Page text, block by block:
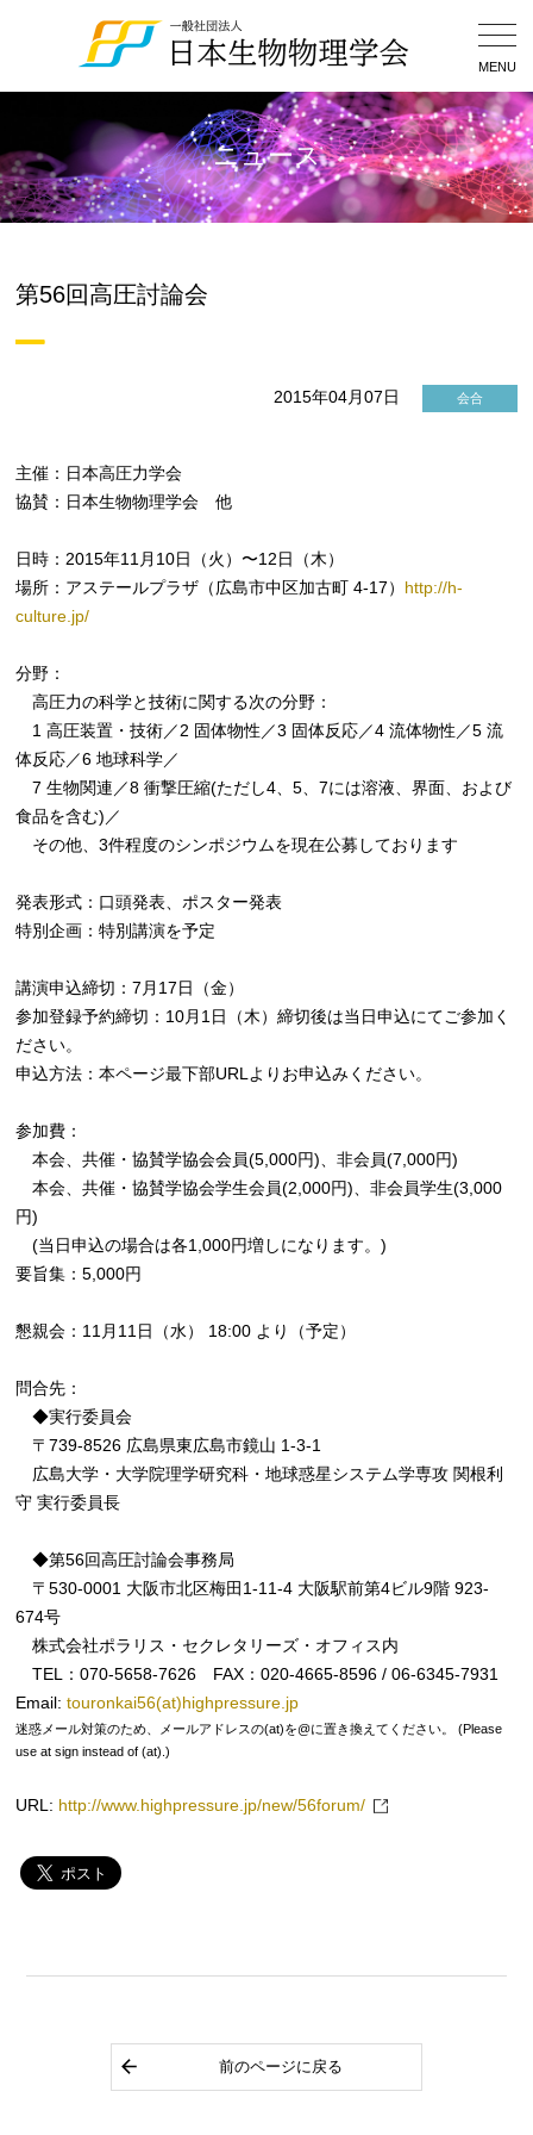
MENU
ニュース
第56回高圧討論会
2015年04月07日 会合
主催：日本高圧力学会
協賛：日本生物物理学会 他
日時：2015年11月10日（火）〜12日（木）
場所：アステールプラザ（広島市中区加古町 4-17）
http://h-
culture.jp/
分野：
高圧力の科学と技術に関する次の分野：
1 高圧装置・技術／2 固体物性／3 固体反応／4 流体物性／5 流
体反応／6 地球科学／
7 生物関連／8 衝撃圧縮(ただし4、5、7には溶液、界面、および
食品を含む)／
その他、3件程度のシンポジウムを現在公募しております
発表形式：口頭発表、ポスター発表
特別企画：特別講演を予定
講演申込締切：7月17日（金）
参加登録予約締切：10月1日（木）締切後は当日申込にてご参加く
ださい。
申込方法：本ページ最下部URLよりお申込みください。
参加費：
本会、共催・協賛学協会会員(5,000円)、非会員(7,000円)
本会、共催・協賛学協会学生会員(2,000円)、非会員学生(3,000
円)
(当日申込の場合は各1,000円増しになります。)
要旨集：5,000円
懇親会：11月11日（水） 18:00 より（予定）
問合先：
◆実行委員会
〒739-8526 広島県東広島市鏡山 1-3-1
広島大学・大学院理学研究科・地球惑星システム学専攻 関根利
守 実行委員長
◆第56回高圧討論会事務局
〒530-0001 大阪市北区梅田1-11-4 大阪駅前第4ビル9階 923-
674号
株式会社ポラリス・セクレタリーズ・オフィス内
TEL：070-5658-7626 FAX：020-4665-8596 / 06-6345-7931
Email:touronkai56(at)highpressure.jp
迷惑メール対策のため、メールアドレスの(at)を@に置き換えてください。 (Please
use at sign instead of (at).)
URL: http://www.highpressure.jp/new/56forum/
前のページに戻る